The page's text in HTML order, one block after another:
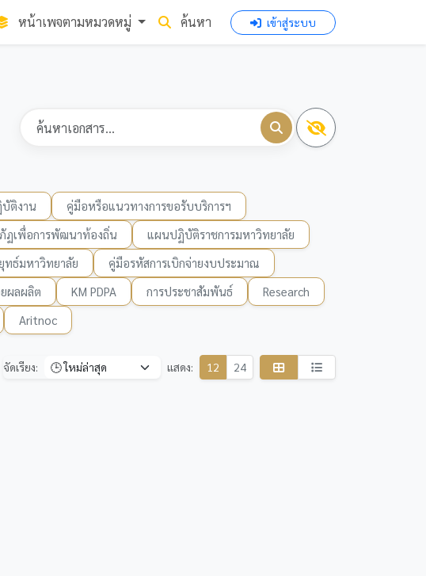
หน้าเพจตามหมวดหมู่ ค้นหา เข้าสู่ระบบ
ติงาน
คู่มือหรือแนวทางการขอรับบริการฯ
ฏเพื่อการพัฒนาท้องถิ่น
แผนปฏิบัติราชการมหาวิทยาลัย
ทธ์มหาวิทยาลัย
คู่มือรหัสการเบิกจ่ายงบประมาณ
ผลผลิต KM PDPA การประชาสัมพันธ์
Research
Aritnoc
จัดเรียง: แสดง: 12 24